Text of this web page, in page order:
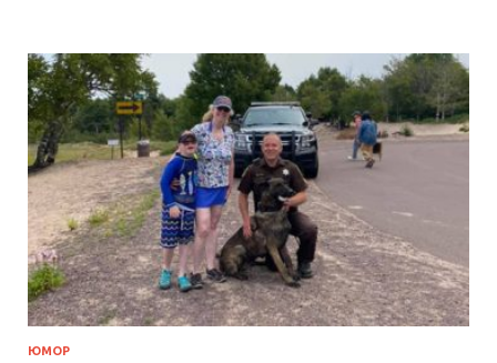
ЮМОР